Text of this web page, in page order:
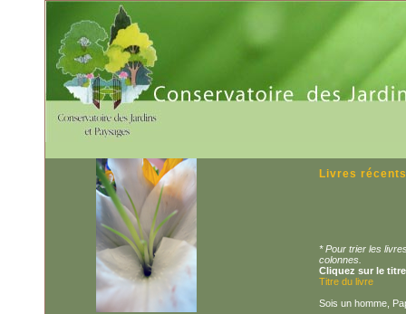
Livres récents
* Pour trier les
colonnes.
Cliquez sur le
Titre du livre
Sois un homme,